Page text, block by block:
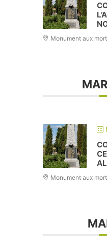
Monument aux
Monument aux